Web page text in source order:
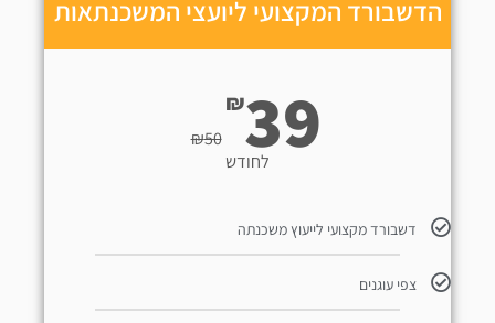
הדשבורד המקצועי ליועצי המשכנתאות
₪50
₪39
לחודש
דשבורד מקצועי לייעוץ משכנתה
צפי עוגנים